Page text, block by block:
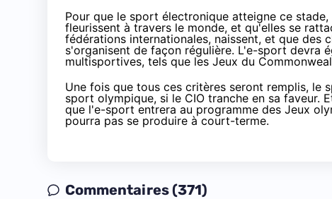
Pour que le sport électronique atteigne ce
fleurissent à travers le monde, et qu'elles se
fédérations internationales, naissent, et que des
s'organisent de façon régulière. L'e-sport devra
multisportives, tels que les Jeux du
Une fois que tous ces critères seront remplis, le
sport olympique, si le CIO tranche en sa faveur.
que l'e-sport entrera au programme des Jeux
pourra pas se produire à court-terme.
Commentaires (371)